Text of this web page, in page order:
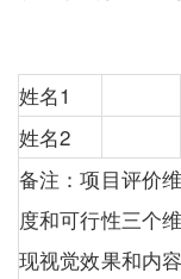
姓名1
姓名2
备注：项目评价
度和可行性三个
现视觉效果和内